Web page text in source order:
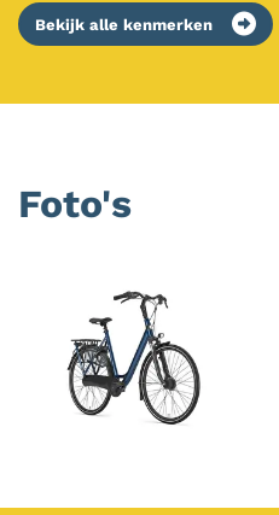
Bekijk alle kenmerken
Foto's